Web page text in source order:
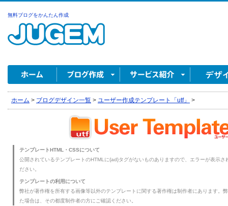
無料ブログをかんたん作成
ホーム > ブログデザイン一覧 > ユーザー作成テンプレート「utf」 >
テンプレートHTML・CSSについて
公開されているテンプレートのHTMLに{ad}タグがないものありますので、エラーが表示
ださい。
テンプレートの利用について
弊社が著作権を所有する画像等以外のテンプレートに関する著作権は制作者にあります。
た場合は、その都度制作者の方にご確認ください。